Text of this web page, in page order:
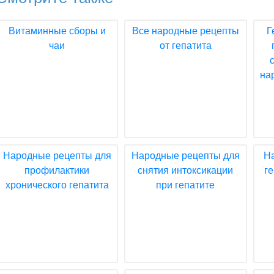
Витаминные сборы и
чаи
Все народные рецепты
от гепатита
Народные рецепты для
профилактики
хронического гепатита
Народные рецепты для
снятия интоксикации
при гепатите